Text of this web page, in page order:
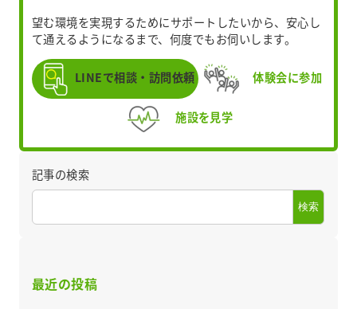
望む環境を実現するためにサポートしたいから、安心し
て通えるようになるまで、何度でもお伺いします。
LINEで相談・訪問依頼 体験会に参加
施設を見学
記事の検索
検索
最近の投稿